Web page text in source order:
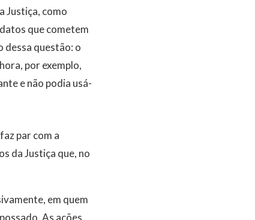
Justiça, como
que cometem
dessa questão: o
por exemplo,
e não podia usá-
par com a
da Justiça que, no
em quem
As ações